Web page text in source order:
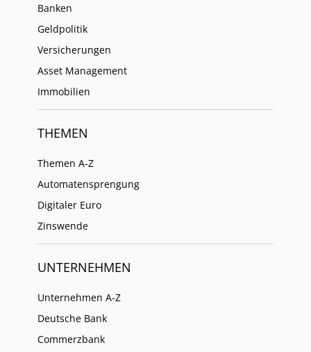
Banken
Geldpolitik
Versicherungen
Asset Management
Immobilien
THEMEN
Themen A-Z
Automatensprengung
Digitaler Euro
Zinswende
UNTERNEHMEN
Unternehmen A-Z
Deutsche Bank
Commerzbank